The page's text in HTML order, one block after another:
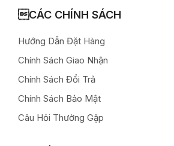
CÁC CHÍNH SÁCH
Hướng Dẫn Đặt Hàng
Chính Sách Giao Nhận
Chính Sách Đổi Trả
Chính Sách Bảo Mật
Câu Hỏi Thường Gặp